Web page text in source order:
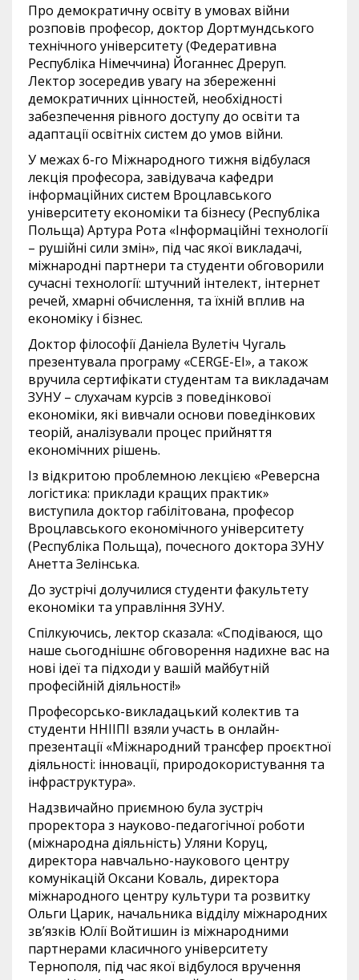
Про демократичну освіту в умовах війни
розповів професор, доктор Дортмундського
технічного університету (Федеративна
Республіка Німеччина) Йоганнес Дреруп.
Лектор зосередив увагу на збереженні
демократичних цінностей, необхідності
забезпечення рівного доступу до освіти та
адаптації освітніх систем до умов війни.
У межах 6-го Міжнародного тижня відбулася
лекція професора, завідувача кафедри
інформаційних систем Вроцлавського
університету економіки та бізнесу (Республіка
Польща) Артура Рота «Інформаційні технології
– рушійні сили змін», під час якої викладачі,
міжнародні партнери та студенти обговорили
сучасні технології: штучний інтелект, інтернет
речей, хмарні обчислення, та їхній вплив на
економіку і бізнес.
Доктор філософії Даніела Вулетіч Чугаль
презентувала програму «CERGE-EI», а також
вручила сертифікати студентам та викладачам
ЗУНУ – слухачам курсів з поведінкової
економіки, які вивчали основи поведінкових
теорій, аналізували процес прийняття
економічних рішень.
Із відкритою проблемною лекцією «Реверсна
логістика: приклади кращих практик»
виступила доктор габілітована, професор
Вроцлавського економічного університету
(Республіка Польща), почесного доктора ЗУНУ
Анетта Зелінська.
До зустрічі долучилися студенти факультету
економіки та управління ЗУНУ.
Спілкуючись, лектор сказала: «Сподіваюся, що
наше сьогоднішнє обговорення надихне вас на
нові ідеї та підходи у вашій майбутній
професійній діяльності!»
Професорсько-викладацький колектив та
студенти ННІІПІ взяли участь в онлайн-
презентації «Міжнародний трансфер проєктної
діяльності: інновації, природокористування та
інфраструктура».
Надзвичайно приємною була зустріч
проректора з науково-педагогічної роботи
(міжнародна діяльність) Уляни Коруц,
директора навчально-наукового центру
комунікацій Оксани Коваль, директора
міжнародного центру культури та розвитку
Ольги Царик, начальника відділу міжнародних
зв’язків Юлії Войтишин із міжнародними
партнерами класичного університету
Тернополя, під час якої відбулося вручення